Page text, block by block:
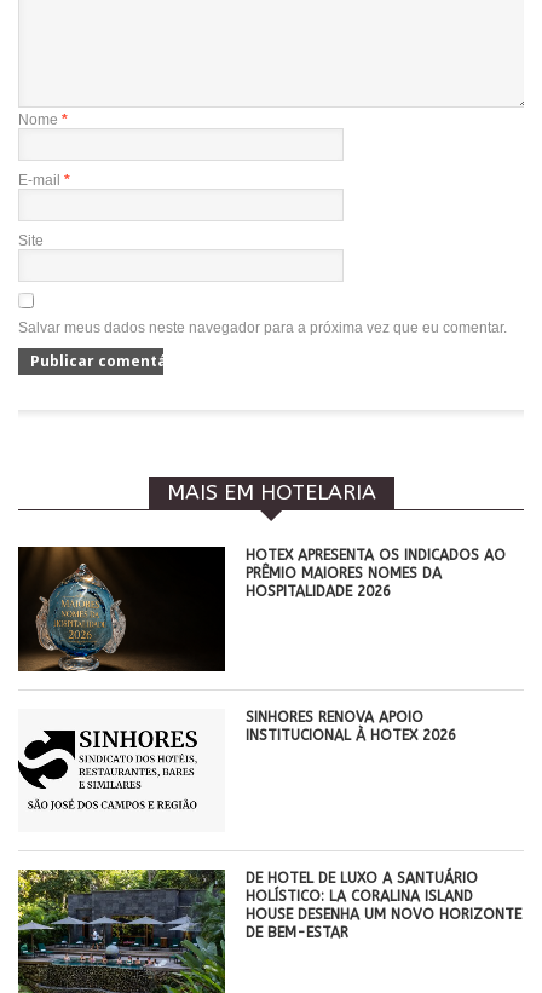
Nome *
E-mail *
Site
Salvar meus dados neste navegador para a próxima vez que eu comentar.
MAIS EM HOTELARIA
HOTEX APRESENTA OS INDICADOS AO
PRÊMIO MAIORES NOMES DA
HOSPITALIDADE 2026
SINHORES RENOVA APOIO
INSTITUCIONAL À HOTEX 2026
DE HOTEL DE LUXO A SANTUÁRIO
HOLÍSTICO: LA CORALINA ISLAND
HOUSE DESENHA UM NOVO HORIZONTE
DE BEM-ESTAR